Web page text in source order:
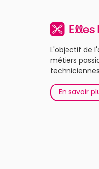
L'objectif de
métiers
En savoir